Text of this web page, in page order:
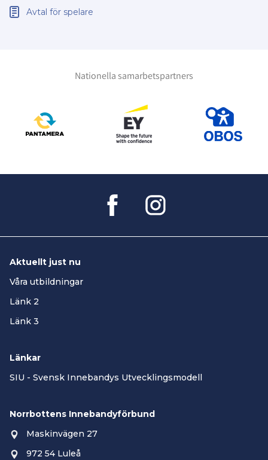
Avtal för spelare
Nationella samarbetspartners
Aktuellt just nu
Våra utbildningar
Länk 2
Länk 3
Länkar
SIU - Svensk Innebandys Utvecklingsmodell
Norrbottens Innebandyförbund
Maskinvägen 27
972 54 Luleå